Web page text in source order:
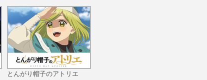
第13話 負の連鎖
とんがり帽子のアトリエ